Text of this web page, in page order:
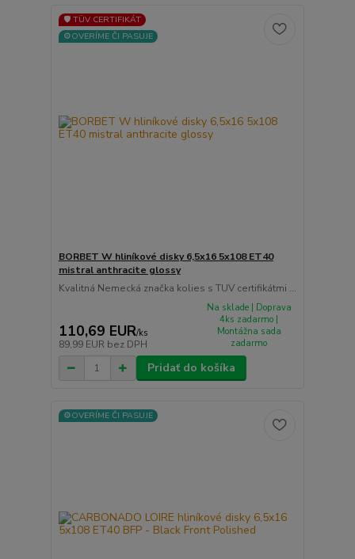
🛡️ TÜV CERTIFIKÁT
⚙️OVERÍME ČI PASUJE
BORBET W hliníkové disky 6,5x16 5x108 ET40
mistral anthracite glossy
Kvalitná Nemecká značka kolies s TUV certifikátmi ...
110,69 EUR/ks
89,99 EUR bez DPH
Na sklade | Doprava
4ks zadarmo |
Montážna sada
zadarmo
Pridať do košíka
⚙️OVERÍME ČI PASUJE